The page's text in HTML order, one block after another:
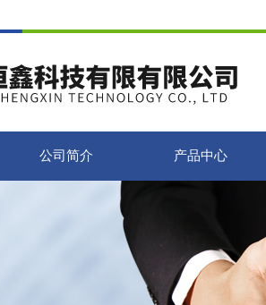
公司简介 产品中心